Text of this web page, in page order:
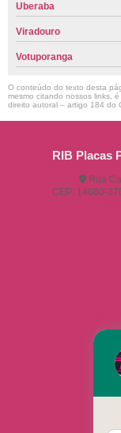
Uberaba
Viradouro
Votuporanga
O conteúdo do texto desta
mesmo citando nossos links,
direito autoral – artigo 184 do
RIB Placas
Rua
CEP: 14080-